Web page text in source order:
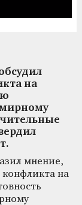
на
мирному
мнение,
конфликта на